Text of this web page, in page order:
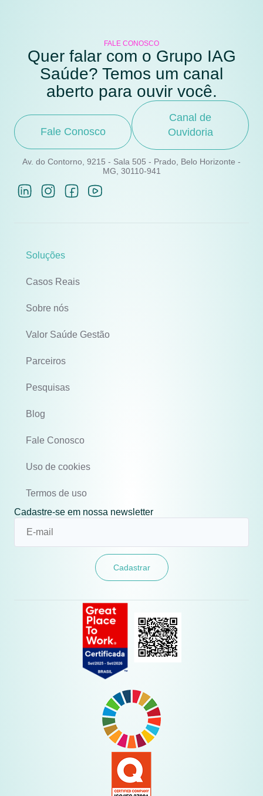
FALE CONOSCO
Quer falar com o Grupo IAG
Saúde? Temos um canal
aberto para ouvir você.
Fale Conosco
Canal de
Ouvidoria
Av. do Contorno, 9215 - Sala 505 - Prado, Belo Horizonte -
MG, 30110-941
Soluções
Casos Reais
Sobre nós
Valor Saúde Gestão
Parceiros
Pesquisas
Blog
Fale Conosco
Uso de cookies
Termos de uso
Cadastre-se em nossa newsletter
Cadastrar